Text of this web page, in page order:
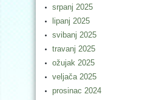
srpanj 2025
lipanj 2025
svibanj 2025
travanj 2025
ožujak 2025
veljača 2025
prosinac 2024